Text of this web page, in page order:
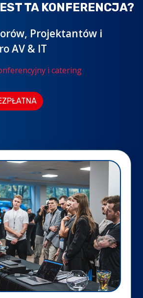
TA KONFERENCJA?
Projektantów i
AV & IT
i catering